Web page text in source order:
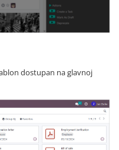
dostupan na glavnoj